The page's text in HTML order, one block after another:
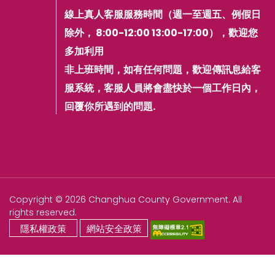
線上真人客服服務時間（週一至週五、例假日
除外， 8:00-12:00 13:00-17:00），歡迎您
多加利用
非上班時間，如有任何問題，歡迎傳訊息給客
服系統，客服人員將會盡快於一個工作日內，
回覆你所遇到的問題.
Copyright © 2026 Changhua County Government. All
rights reserved.
隱私權政策 網站安全政策